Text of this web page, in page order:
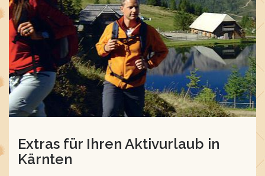
Extras für Ihren Aktivurlaub in
Kärnten